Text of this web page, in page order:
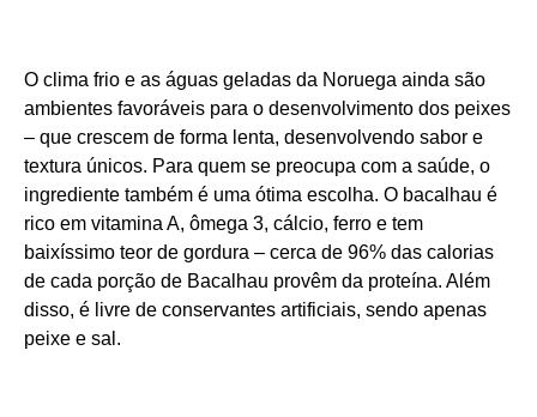
O clima frio e as águas geladas da Noruega ainda são
ambientes favoráveis para o desenvolvimento dos peixes
– que crescem de forma lenta, desenvolvendo sabor e
textura únicos. Para quem se preocupa com a saúde, o
ingrediente também é uma ótima escolha. O bacalhau é
rico em vitamina A, ômega 3, cálcio, ferro e tem
baixíssimo teor de gordura – cerca de 96% das calorias
de cada porção de Bacalhau provêm da proteína. Além
disso, é livre de conservantes artificiais, sendo apenas
peixe e sal.